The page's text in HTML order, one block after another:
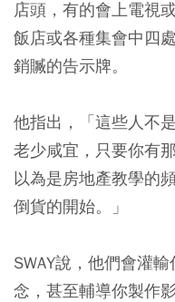
店頭，有的會上電視
飯店或各種集會中四
銷贓的告示牌。
他指出，「這些人不
老少咸宜，只要你有
以為是房地產教學的
倒貨的開始。」
SWAY說，他們會灌
念，甚至輔導你製作